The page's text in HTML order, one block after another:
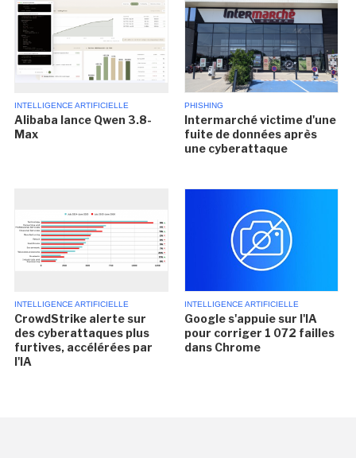
INTELLIGENCE ARTIFICIELLE
Alibaba lance Qwen 3.8-
Max
PHISHING
Intermarché victime d'une
fuite de données après
une cyberattaque
INTELLIGENCE ARTIFICIELLE
CrowdStrike alerte sur
des cyberattaques plus
furtives, accélérées par
l'IA
INTELLIGENCE ARTIFICIELLE
Google s'appuie sur l'IA
pour corriger 1 072 failles
dans Chrome